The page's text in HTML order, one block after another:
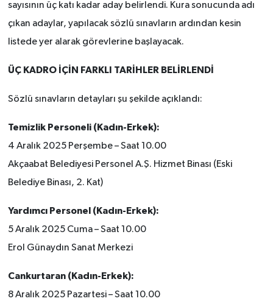
sayısının üç katı kadar aday belirlendi. Kura sonucunda adı
çıkan adaylar, yapılacak sözlü sınavların ardından kesin
listede yer alarak görevlerine başlayacak.
ÜÇ KADRO İÇİN FARKLI TARİHLER BELİRLENDİ
Sözlü sınavların detayları şu şekilde açıklandı:
Temizlik Personeli (Kadın-Erkek):
4 Aralık 2025 Perşembe – Saat 10.00
Akçaabat Belediyesi Personel A.Ş. Hizmet Binası (Eski
Belediye Binası, 2. Kat)
Yardımcı Personel (Kadın-Erkek):
5 Aralık 2025 Cuma – Saat 10.00
Erol Günaydın Sanat Merkezi
Cankurtaran (Kadın-Erkek):
8 Aralık 2025 Pazartesi – Saat 10.00